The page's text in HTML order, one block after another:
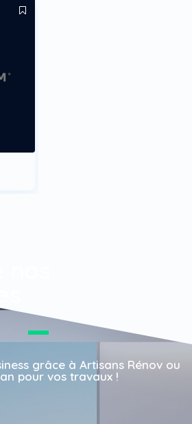
grâce à Artisans Rénov ou
pour vos travaux !